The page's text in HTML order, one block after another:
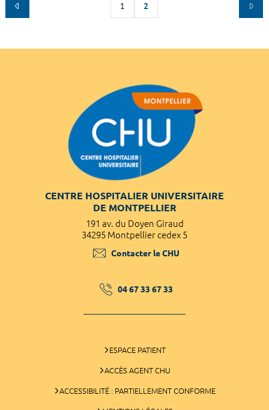
1 2
CENTRE HOSPITALIER UNIVERSITAIRE
DE MONTPELLIER
191 av. du Doyen Giraud
34295 Montpellier cedex 5
Contacter le CHU
04 67 33 67 33
ESPACE PATIENT
ACCÈS AGENT CHU
ACCESSIBILITÉ : PARTIELLEMENT CONFORME